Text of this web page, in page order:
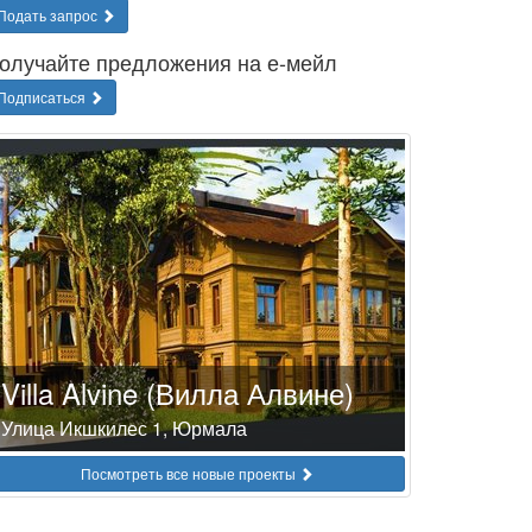
запрос
предложения на е-мейл
Villa Alvine (Вилла Алвине)
Улица Икшкилес 1, Юрмала
Посмотреть все новые проекты